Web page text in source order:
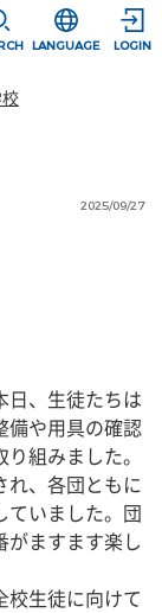
選択すると言
LANGUAGE LOGIN
2025/09/27
日、生徒たちは
備や用具の確認
組みました。
れ、各団ともに
ていました。団
がますます楽し
校生徒に向けて